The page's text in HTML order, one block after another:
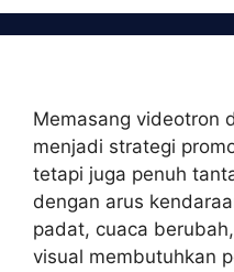
Memasang videotron
menjadi strategi
tetapi juga penuh
dengan arus
padat, cuaca
visual membutuhkan